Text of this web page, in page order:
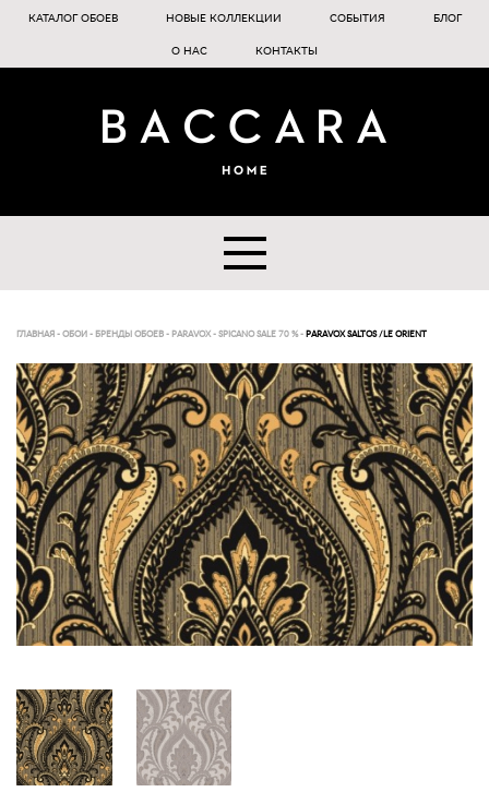
КАТАЛОГ ОБОЕВ НОВЫЕ КОЛЛЕКЦИИ СОБЫТИЯ БЛОГ
О НАС КОНТАКТЫ
ГЛАВНАЯ - ОБОИ - БРЕНДЫ ОБОЕВ - PARAVOX- SPICANO SALE 70 %- PARAVOX SALTOS /LE ORIENT